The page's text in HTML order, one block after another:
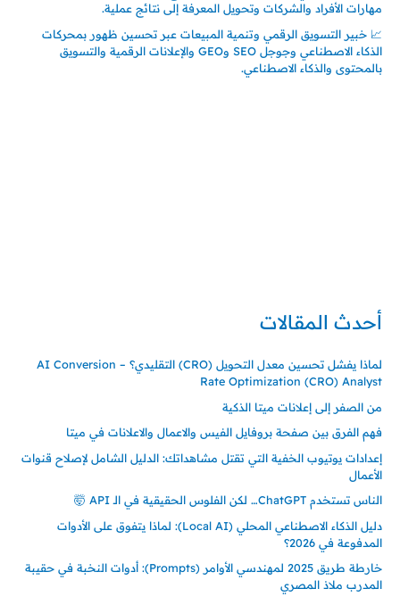
مهارات الأفراد والشركات وتحويل المعرفة إلى نتائج عملية.
📈 خبير التسويق الرقمي وتنمية المبيعات عبر تحسين ظهور بمحركات
الذكاء الاصطناعي وجوجل SEO وGEO والإعلانات الرقمية والتسويق
بالمحتوى والذكاء الاصطناعي.
أحدث المقالات
لماذا يفشل تحسين معدل التحويل (CRO) التقليدي؟ – AI Conversion
Rate Optimization (CRO) Analyst
من الصفر إلى إعلانات ميتا الذكية
فهم الفرق بين صفحة بروفايل الفيس والاعمال والاعلانات في ميتا
إعدادات يوتيوب الخفية التي تقتل مشاهداتك: الدليل الشامل لإصلاح قنوات
الأعمال
الناس تستخدم ChatGPT… لكن الفلوس الحقيقية في الـ API 🤯
دليل الذكاء الاصطناعي المحلي (Local AI): لماذا يتفوق على الأدوات
المدفوعة في 2026؟
خارطة طريق 2025 لمهندسي الأوامر (Prompts): أدوات النخبة في حقيبة
المدرب ملاذ المصري